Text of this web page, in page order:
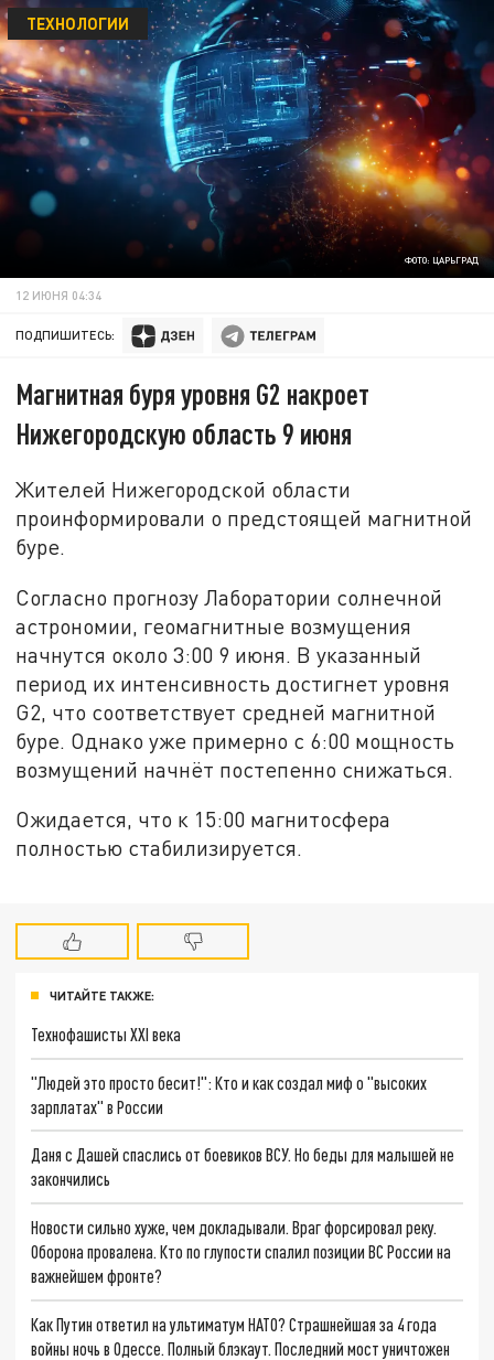
ФОТО: ЦАРЬГРАД
ТЕХНОЛОГИИ
12 ИЮНЯ 04:34
ПОДПИШИТЕСЬ:
Магнитная буря уровня G2 накроет
Нижегородскую область 9 июня
Жителей Нижегородской области
проинформировали о предстоящей магнитной
буре.
Согласно прогнозу Лаборатории солнечной
астрономии, геомагнитные возмущения
начнутся около 3:00 9 июня. В указанный
период их интенсивность достигнет уровня
G2, что соответствует средней магнитной
буре. Однако уже примерно с 6:00 мощность
возмущений начнёт постепенно снижаться.
Ожидается, что к 15:00 магнитосфера
полностью стабилизируется.
ЧИТАЙТЕ ТАКЖЕ:
Технофашисты XXI века
"Людей это просто бесит!": Кто и как создал миф о "высоких
зарплатах" в России
Даня с Дашей спаслись от боевиков ВСУ. Но беды для малышей не
закончились
Новости сильно хуже, чем докладывали. Враг форсировал реку.
Оборона провалена. Кто по глупости спалил позиции ВС России на
важнейшем фронте?
Как Путин ответил на ультиматум НАТО? Страшнейшая за 4 года
войны ночь в Одессе. Полный блэкаут. Последний мост уничтожен